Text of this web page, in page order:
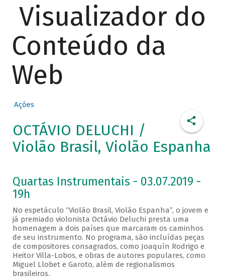
Visualizador do
Conteúdo da
Web
Ações
OCTÁVIO DELUCHI /
Violão Brasil, Violão Espanha
Quartas Instrumentais - 03.07.2019 -
19h
No espetáculo “Violão Brasil, Violão Espanha”, o jovem e
já premiado violonista Octávio Deluchi presta uma
homenagem a dois países que marcaram os caminhos
de seu instrumento. No programa, são incluídas peças
de compositores consagrados, como Joaquín Rodrigo e
Heitor Villa-Lobos, e obras de autores populares, como
Miguel Llobet e Garoto, além de regionalismos
brasileiros.